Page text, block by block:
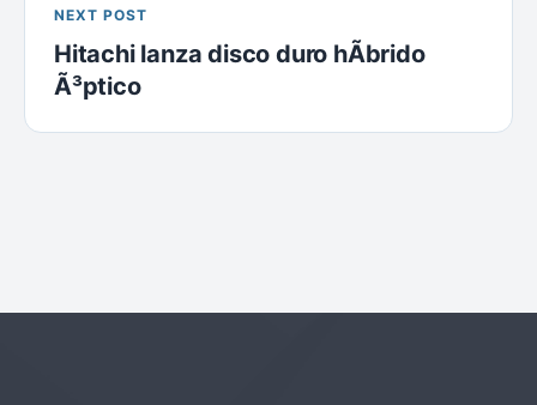
NEXT POST
Hitachi lanza disco duro hÃ­brido
Ã³ptico